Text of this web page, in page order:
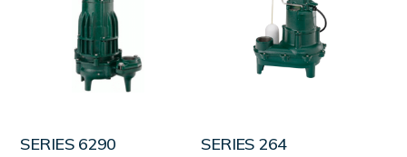
SERIES 6290 SERIES 264